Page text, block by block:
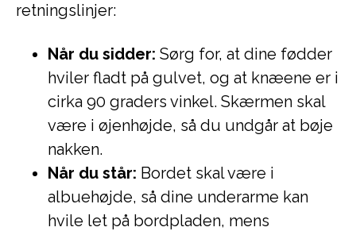
retningslinjer:
Når du sidder: Sørg for, at dine fødder
hviler fladt på gulvet, og at knæene er i
cirka 90 graders vinkel. Skærmen skal
være i øjenhøjde, så du undgår at bøje
nakken.
Når du står: Bordet skal være i
albuehøjde, så dine underarme kan
hvile let på bordpladen, mens